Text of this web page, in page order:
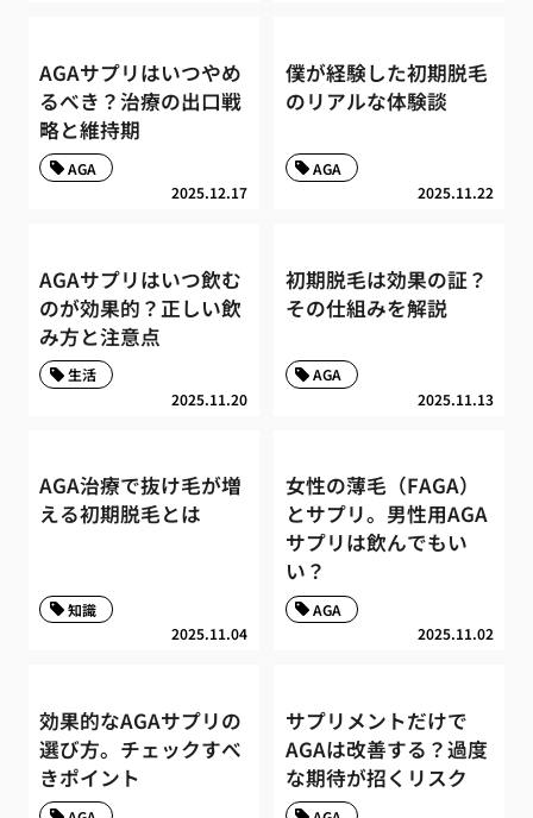
AGAサプリはいつやめ
るべき？治療の出口戦
略と維持期
2025.12.17
AGA
僕が経験した初期脱毛
のリアルな体験談
2025.11.22
AGA
AGAサプリはいつ飲む
のが効果的？正しい飲
み方と注意点
2025.11.20
生活
初期脱毛は効果の証？
その仕組みを解説
2025.11.13
AGA
AGA治療で抜け毛が増
える初期脱毛とは
2025.11.04
知識
女性の薄毛（FAGA）
とサプリ。男性用AGA
サプリは飲んでもい
い？
2025.11.02
AGA
効果的なAGAサプリの
選び方。チェックすべ
きポイント
サプリメントだけで
AGAは改善する？過度
な期待が招くリスク